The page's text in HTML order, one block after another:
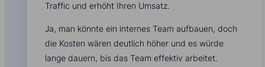
Traffic und erhöht Ihren Umsatz.
Ja, man könnte ein internes Team aufbauen, doch
die Kosten wären deutlich höher und es würde
lange dauern, bis das Team effektiv arbeitet.